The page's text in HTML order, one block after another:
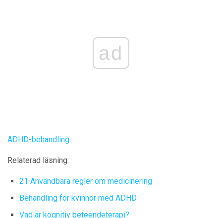
ad
ADHD-behandling.
Relaterad läsning:
21 Användbara regler om medicinering
Behandling för kvinnor med ADHD
Vad är kognitiv beteendeterapi?